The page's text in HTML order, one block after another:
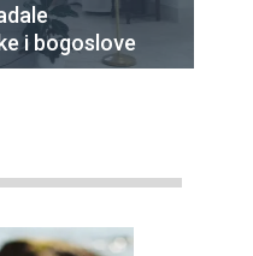
i bogoslove